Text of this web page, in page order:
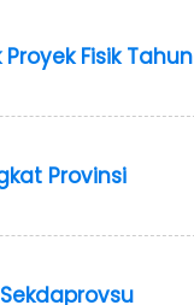
Proyek Fisik Tahun
Provinsi